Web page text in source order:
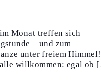
Monat treffen sich
– und zum
unter freiem
willkommen: egal ob